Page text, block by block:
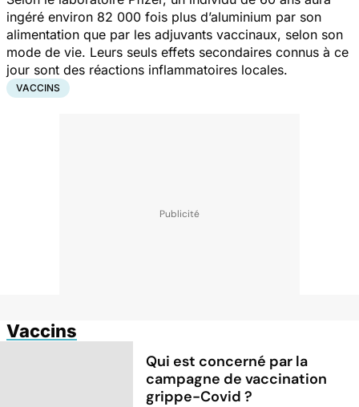
ingéré environ 82 000 fois plus d’aluminium par son
alimentation que par les adjuvants vaccinaux, selon son
mode de vie. Leurs seuls effets secondaires connus à ce
jour sont des réactions inflammatoires locales.
VACCINS
Vaccins
Qui est concerné par la
campagne de vaccination
grippe-Covid ?